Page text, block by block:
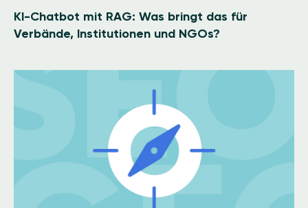
KI-Chatbot mit RAG: Was bringt das für
Verbände, Institutionen und NGOs?